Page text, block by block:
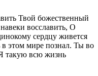
Твой божественный
восславить, О
сердцу живется
в этом мире познал. Ты во
такую всю жизнь